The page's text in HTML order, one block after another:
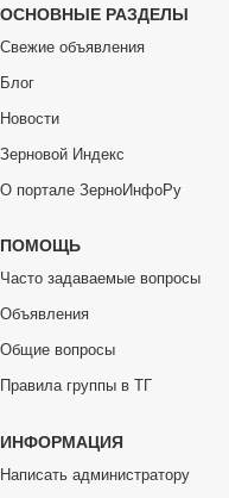
ОСНОВНЫЕ РАЗДЕЛЫ
Свежие объявления
Блог
Новости
Зерновой Индекс
О портале ЗерноИнфоРу
ПОМОЩЬ
Часто задаваемые вопросы
Объявления
Общие вопросы
Правила группы в ТГ
ИНФОРМАЦИЯ
Написать администратору